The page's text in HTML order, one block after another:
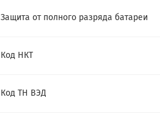
Защита от полного разряда батареи
Код НКТ
Код ТН ВЭД